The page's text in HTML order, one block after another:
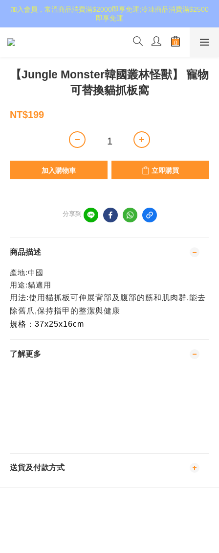
加入會員，常溫商品消費滿$2000即享免運;冷凍商品消費滿$2500
即享免運
【Jungle Monster韓國叢林怪獸】 寵物
可替換貓抓板窩
NT$199
加入購物車 立即購買
分享到
商品描述
產地:中國
用途:貓適用
用法:使用貓抓板可伸展背部及腹部的筋和肌肉群,能去
除舊爪,保持指甲的整潔與健康
規格：37x25x16cm
了解更多
送貨及付款方式